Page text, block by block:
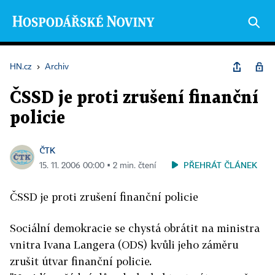
HN.cz › Archiv
ČSSD je proti zrušení finanční
policie
ČTK
15. 11. 2006 00:00 ▪ 2 min. čtení PŘEHRÁT ČLÁNEK
ČSSD je proti zrušení finanční policie
Sociální demokracie se chystá obrátit na ministra
vnitra Ivana Langera (ODS) kvůli jeho záměru
zrušit útvar finanční policie.